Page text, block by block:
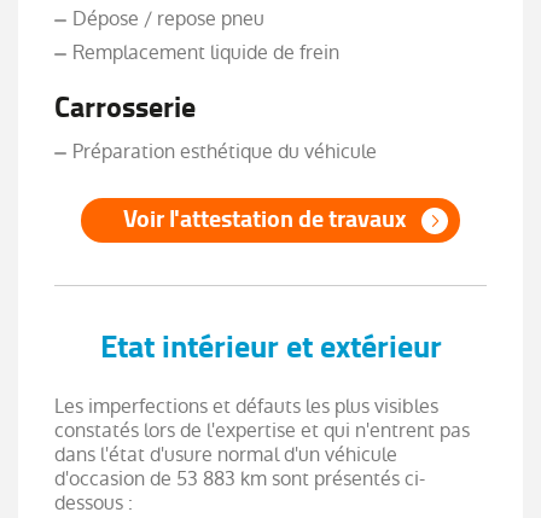
Dépose / repose pneu
Remplacement liquide de frein
Carrosserie
Préparation esthétique du véhicule
Voir l'attestation de travaux
Etat intérieur et extérieur
Les imperfections et défauts les plus visibles
constatés lors de l'expertise et qui n'entrent pas
dans l'état d'usure normal d'un véhicule
d'occasion de 53 883 km sont présentés ci-
dessous :